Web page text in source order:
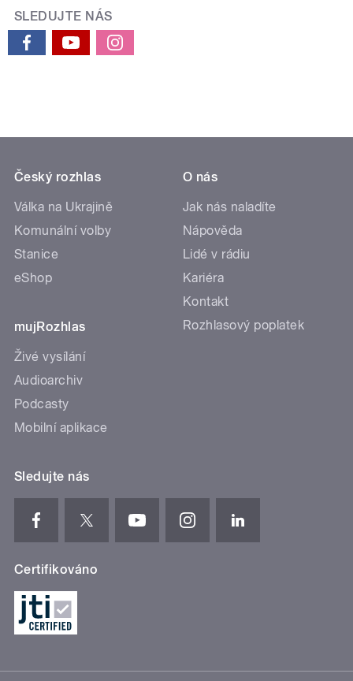
SLEDUJTE NÁS
Český rozhlas
Válka na Ukrajině
Komunální volby
Stanice
eShop
mujRozhlas
Živé vysílání
Audioarchiv
Podcasty
Mobilní aplikace
O nás
Jak nás naladíte
Nápověda
Lidé v rádiu
Kariéra
Kontakt
Rozhlasový poplatek
Sledujte nás
Certifikováno